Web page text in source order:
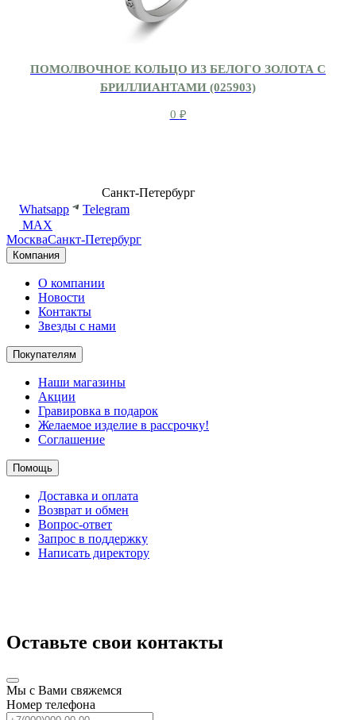
ПОМОЛВОЧНОЕ КОЛЬЦО ИЗ БЕЛОГО ЗОЛОТА С
БРИЛЛИАНТАМИ (025903)
0 ₽
Санкт-Петербург
Whatsapp
Telegram
MAX
МоскваСанкт-Петербург
Компания
О компании
Новости
Контакты
Звезды с нами
Покупателям
Наши магазины
Акции
Гравировка в подарок
Желаемое изделие в рассрочку!
Соглашение
Помощь
Доставка и оплата
Возврат и обмен
Вопрос-ответ
Запрос в поддержку
Написать директору
Оставьте свои контакты
Мы с Вами свяжемся
Номер телефона